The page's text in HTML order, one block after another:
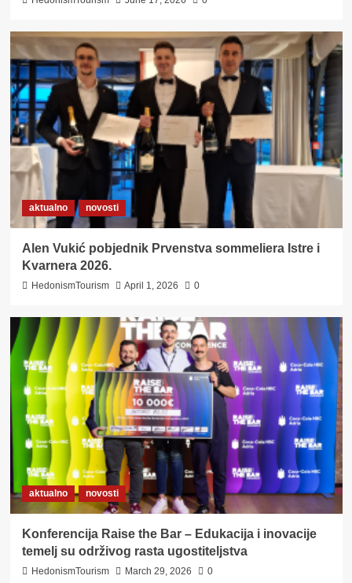
aktualno novosti
Alen Vukić pobjednik Prvenstva sommeliera Istre i
Kvarnera 2026.
HedonismTourism April 1, 2026 0
aktualno novosti
Konferencija Raise the Bar – Edukacija i inovacije
temelj su održivog rasta ugostiteljstva
HedonismTourism March 29, 2026 0